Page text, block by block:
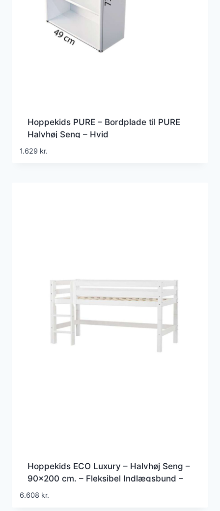
Hoppekids PURE – Bordplade til PURE
Halvhøj Seng – Hvid
1.629 kr.
Hoppekids ECO Luxury – Halvhøj Seng –
90×200 cm. – Fleksibel Indlægsbund –
Hvid
6.608 kr.